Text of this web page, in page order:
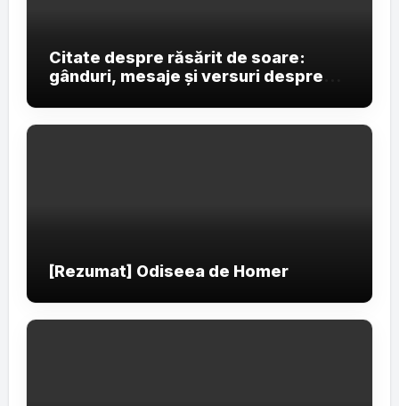
Citate despre răsărit de soare:
gânduri, mesaje și versuri despre
[Rezumat] Odiseea de Homer